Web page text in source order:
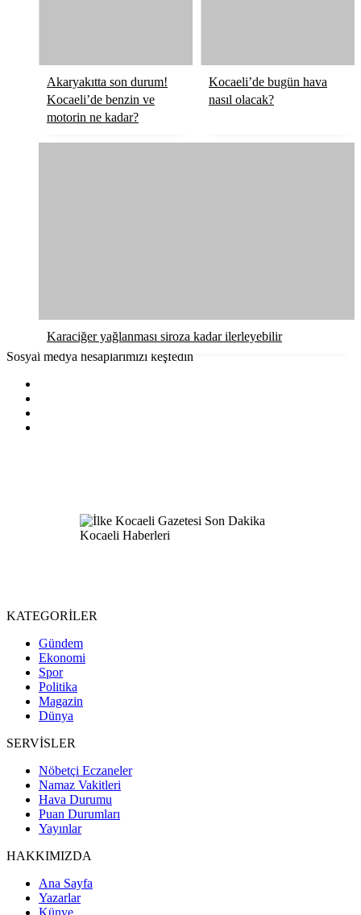
Akaryakıtta son durum!
Kocaeli’de benzin ve
motorin ne kadar?
Kocaeli’de bugün hava
nasıl olacak?
Karaciğer yağlanması siroza kadar ilerleyebilir
Sosyal medya hesaplarımızı keşfedin
KATEGORİLER
Gündem
Ekonomi
Spor
Politika
Magazin
Dünya
SERVİSLER
Nöbetçi Eczaneler
Namaz Vakitleri
Hava Durumu
Puan Durumları
Yayınlar
HAKKIMIZDA
Ana Sayfa
Yazarlar